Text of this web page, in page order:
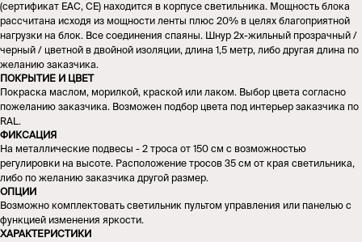
(сертификат EAC, CE) находится в корпусе светильника. Мощность блока
рассчитана исходя из мощности ленты плюс 20% в целях благоприятной
нагрузки на блок. Все соединения спаяны. Шнур 2х-жильный прозрачный /
черный / цветной в двойной изоляции, длина 1,5 метр, либо другая длина по
желанию заказчика.
ПОКРЫТИЕ И ЦВЕТ
Покраска маслом, морилкой, краской или лаком. Выбор цвета согласно
пожеланию заказчика. Возможен подбор цвета под интерьер заказчика по
RAL.
ФИКСАЦИЯ
На металлические подвесы - 2 троса от 150 см с возможностью
регулировки на высоте. Расположение тросов 35 см от края светильника,
либо по желанию заказчика другой размер.
ОПЦИИ
Возможно комплектовать светильник пультом управления или панелью с
функцией изменения яркости.
ХАРАКТЕРИСТИКИ